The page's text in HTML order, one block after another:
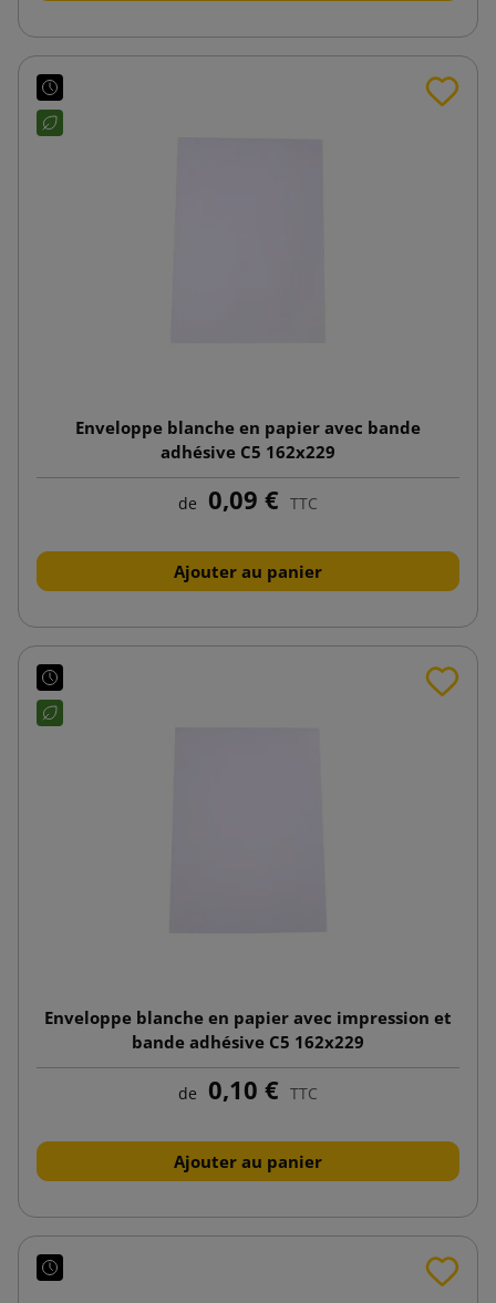
Enveloppe blanche en papier avec bande
adhésive C5 162x229
de 0,09 € TTC
Ajouter au panier
Enveloppe blanche en papier avec impression et
bande adhésive C5 162x229
de 0,10 € TTC
Ajouter au panier